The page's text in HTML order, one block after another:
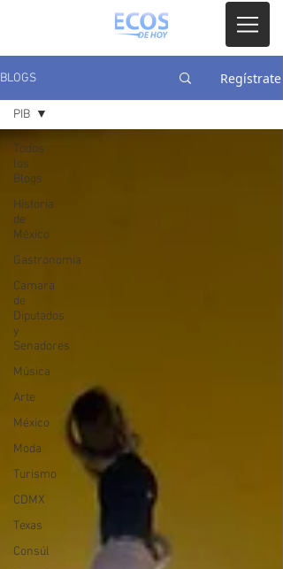
BLOGS Regístrate
Todos
los
Blogs
Historia
de
México
Gastronomia
Camara
de
Diputados
y
Senadores
Música
Arte
México
Moda
Turismo
CDMX
Texas
Consúl
PIB